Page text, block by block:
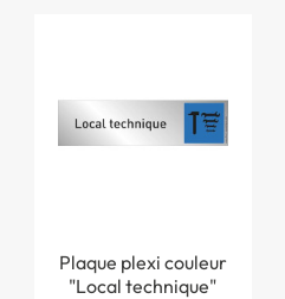
Plaque plexi couleur
"Local technique"